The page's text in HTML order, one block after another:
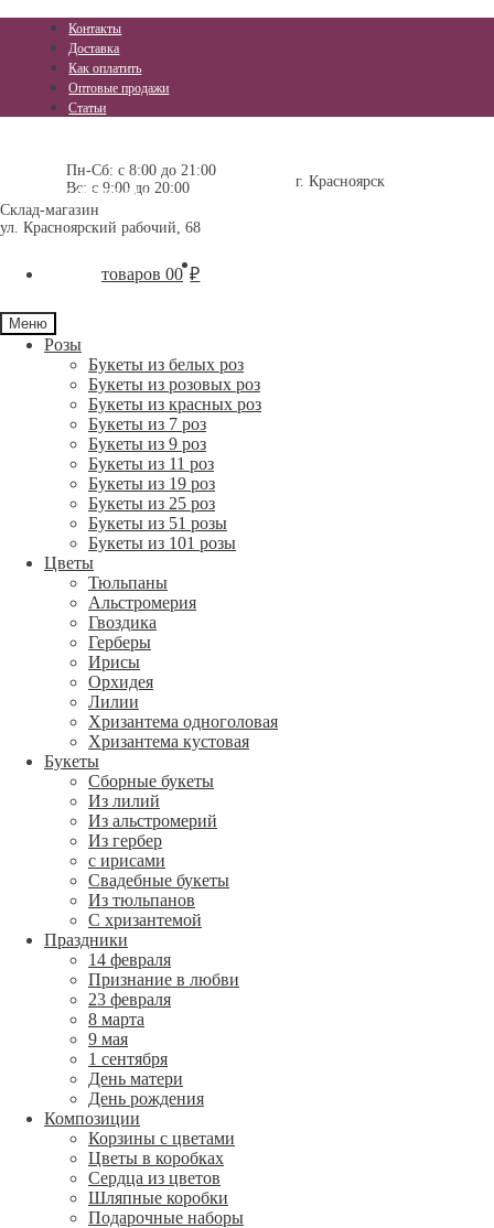
Контакты
Доставка
Как оплатить
Оптовые продажи
Статьи
+7-905-976-84-17
навигации
содержимому
Пн-Сб: с 8:00 до 21:00
Вс: с 9:00 до 20:00
г. Красноярск
Склад-магазин
ул. Красноярский рабочий, 68
0 ₽
0 товаров
Меню
Розы
Букеты из белых роз
Букеты из розовых роз
Букеты из красных роз
Букеты из 7 роз
Букеты из 9 роз
Букеты из 11 роз
Букеты из 19 роз
Букеты из 25 роз
Букеты из 51 розы
Букеты из 101 розы
Цветы
Тюльпаны
Альстромерия
Гвоздика
Герберы
Ирисы
Орхидея
Лилии
Хризантема одноголовая
Хризантема кустовая
Букеты
Сборные букеты
Из лилий
Из альстромерий
Из гербер
с ирисами
Свадебные букеты
Из тюльпанов
С хризантемой
Праздники
14 февраля
Признание в любви
23 февраля
8 марта
9 мая
1 сентября
День матери
День рождения
Композиции
Корзины с цветами
Цветы в коробках
Сердца из цветов
Шляпные коробки
Подарочные наборы